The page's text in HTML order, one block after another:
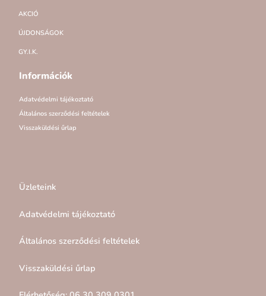
AKCIÓ
ÚJDONSÁGOK
GY.I.K.
Információk
Adatvédelmi tájékoztató
Általános szerződési feltételek
Visszaküldési űrlap
Üzleteink
Adatvédelmi tájékoztató
Általános szerződési feltételek
Visszaküldési űrlap